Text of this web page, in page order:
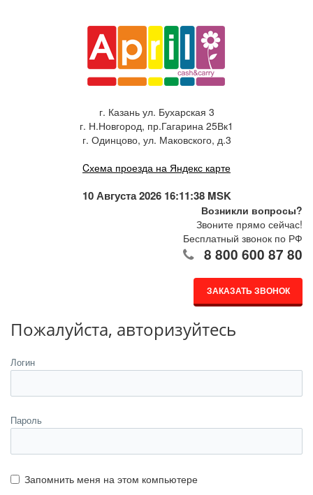
г. Казань ул. Бухарская 3
г. Н.Новгород, пр.Гагарина 25Вк1
г. Одинцово, ул. Маковского, д.3
Cхема проезда на Яндекс карте
10 Августа 2026 16:11:39 MSK
Возникли вопросы?
Звоните прямо сейчас!
Бесплатный звонок по РФ
8 800 600 87 80
ЗАКАЗАТЬ ЗВОНОК
Пожалуйста, авторизуйтесь
Логин
Пароль
Запомнить меня на этом компьютере